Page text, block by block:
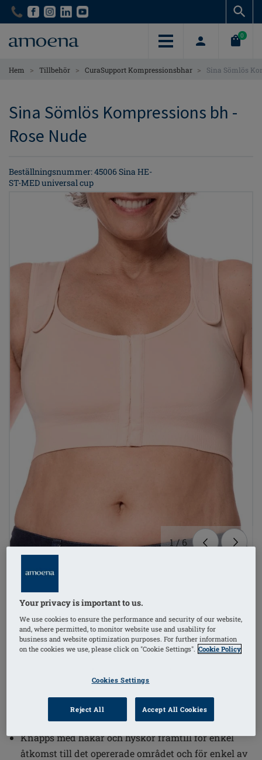
Skip
content
Skip
content
0
Hem > Tillbehör > CuraSupport Kompressionsbhar > Sina Sömlös
Sina Sömlös Kompressions bh -
Rose Nude
Beställningsnummer: 45006 Sina HE-
ST-MED universal cup
1/6
Beställningsnummer: 45006 Sina HE-
SEK779.00
Justerbara breda axelband som fästs med
material för optimal passform och kompression över
kuporna.
Knäpps med hakar och hyskor framtill för enkel
åtkomst till det opererade området och för enkel av
Your privacy is important to us.
We use cookies to ensure the performance and security of our website,
and, where permitted, to monitor website use and usability for
business and website optimization purposes. For further information
on the cookies we use, please click on "Cookie Settings". Cookie Policy
Cookies Settings
Reject All Accept All Cookies